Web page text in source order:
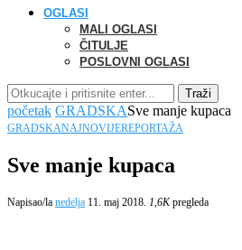
OGLASI
MALI OGLASI
ČITULJE
POSLOVNI OGLASI
Traži
početak GRADSKASve manje kupaca
GRADSKANAJNOVIJEREPORTAŽA
Sve manje kupaca
Napisao/la nedelja 11. maj 2018. 1,6Kpregleda